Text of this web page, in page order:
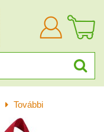
További